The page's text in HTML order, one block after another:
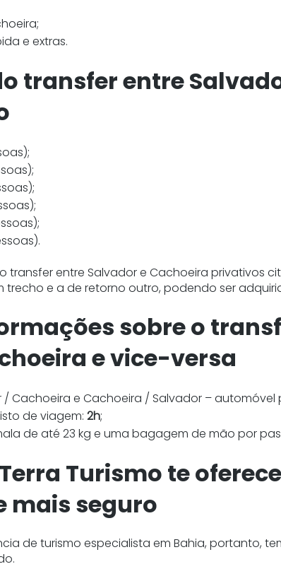
e extras.
transfer entre
transfer entre Salvador e Cachoeira privativos
trecho e a de retorno outro, podendo ser
sobre o
e vice-versa
/ Cachoeira e Cachoeira / Salvador – automóvel
de viagem: 2h;
de até 23 kg e uma bagagem de mão por
Turismo te
mais seguro
de turismo especialista em Bahia, portanto,